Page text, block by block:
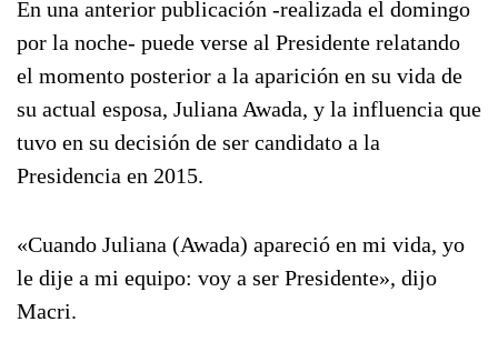
En una anterior publicación -realizada el domingo
por la noche- puede verse al Presidente relatando
el momento posterior a la aparición en su vida de
su actual esposa, Juliana Awada, y la influencia que
tuvo en su decisión de ser candidato a la
Presidencia en 2015.
«Cuando Juliana (Awada) apareció en mi vida, yo
le dije a mi equipo: voy a ser Presidente», dijo
Macri.